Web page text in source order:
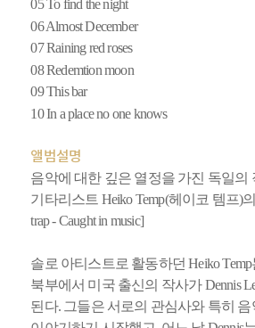
05 To find the night
06 Almost December
07 Raining red roses
08 Redemtion moon
09 This bar
10 In a place no one knows
앨범설명
음악에 대한 깊은 열정을 가진 독일의
기타리스트 Heiko Temp(헤이코 템프)
trap - Caught in music]
솔로 아티스트로 활동하던 Heiko
북부에서 미국 출신의 작사가 Dennis
된다. 그들은 서로의 관심사와 특히